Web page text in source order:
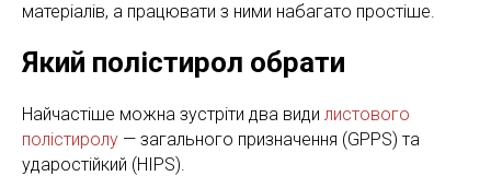
матеріалів, а працювати з ними набагато простіше.
Який полістирол обрати
Найчастіше можна зустріти два види листового
полістиролу — загального призначення (GPPS) та
ударостійкий (HIPS).